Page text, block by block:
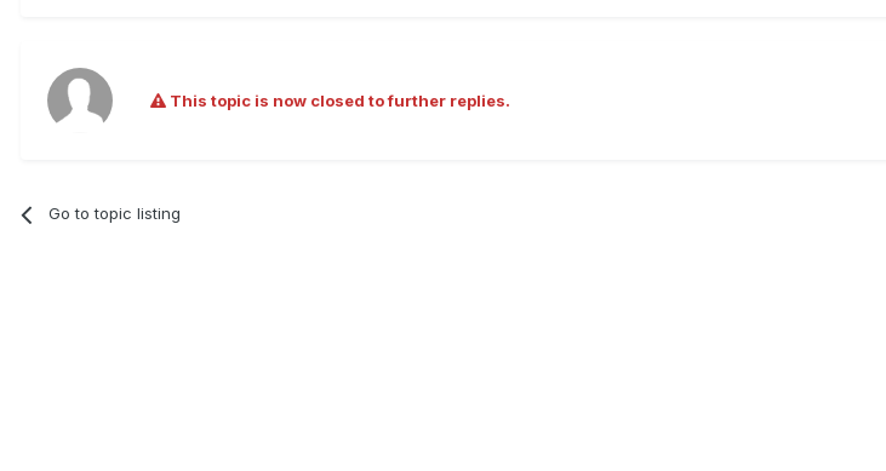
This topic is now closed to further replies.
Go to topic listing